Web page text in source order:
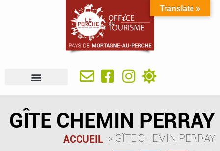
GÎTE CHEMIN PERRAY
ACCUEIL GÎTE CHEMIN PERRAY
Translate »